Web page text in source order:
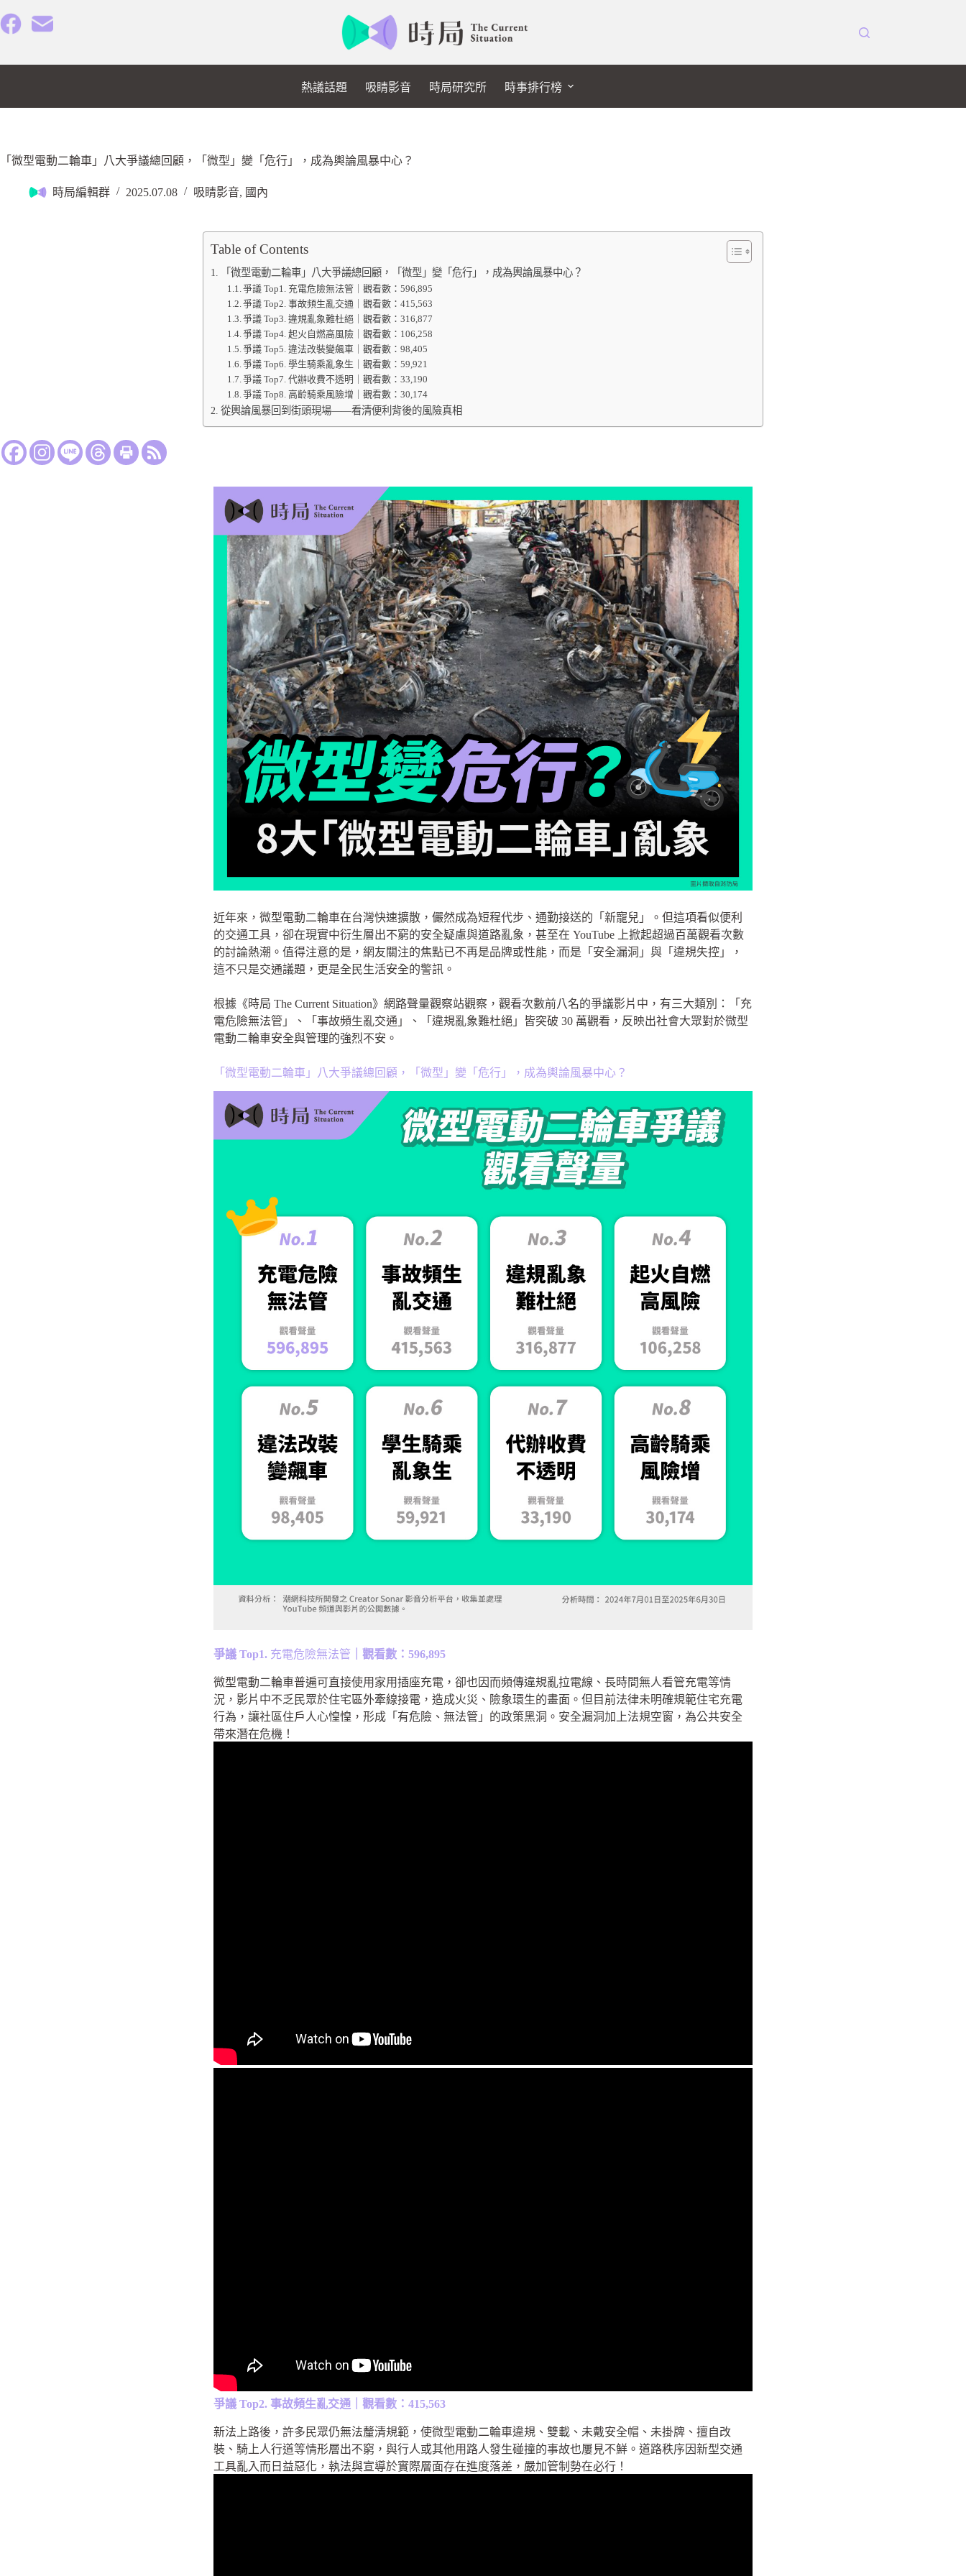
熱議話題 吸睛影音 時局研究所 時事排行榜
「微型電動二輪車」八大爭議總回顧，「微型」變「危行」，成為輿論風暴中心？
時局編輯群 2025.07.08 吸睛影音, 國內
Table of Contents
「微型電動二輪車」八大爭議總回顧，「微型」變「危行」，成為輿論風暴中心？
爭議 Top1. 充電危險無法管｜觀看數：596,895
爭議 Top2. 事故頻生亂交通｜觀看數：415,563
爭議 Top3. 違規亂象難杜絕｜觀看數：316,877
爭議 Top4. 起火自燃高風險｜觀看數：106,258
爭議 Top5. 違法改裝變飆車｜觀看數：98,405
爭議 Top6. 學生騎乘亂象生｜觀看數：59,921
爭議 Top7. 代辦收費不透明｜觀看數：33,190
爭議 Top8. 高齡騎乘風險增｜觀看數：30,174
從輿論風暴回到街頭現場——看清便利背後的風險真相
近年來，微型電動二輪車在台灣快速擴散，儼然成為短程代步、通勤接送的「新寵兒」。但這項看似便利
的交通工具，卻在現實中衍生層出不窮的安全疑慮與道路亂象，甚至在 YouTube 上掀起超過百萬觀看次數
的討論熱潮。值得注意的是，網友關注的焦點已不再是品牌或性能，而是「安全漏洞」與「違規失控」，
這不只是交通議題，更是全民生活安全的警訊。
根據《時局 The Current Situation》網路聲量觀察站觀察，觀看次數前八名的爭議影片中，有三大類別：「充
電危險無法管」、「事故頻生亂交通」、「違規亂象難杜絕」皆突破 30 萬觀看，反映出社會大眾對於微型
電動二輪車安全與管理的強烈不安。
「微型電動二輪車」八大爭議總回顧，「微型」變「危行」，成為輿論風暴中心？
爭議 Top1. 充電危險無法管 ｜觀看數：596,895
微型電動二輪車普遍可直接使用家用插座充電，卻也因而頻傳違規亂拉電線、長時間無人看管充電等情
況，影片中不乏民眾於住宅區外牽線接電，造成火災、險象環生的畫面。但目前法律未明確規範住宅充電
行為，讓社區住戶人心惶惶，形成「有危險、無法管」的政策黑洞。安全漏洞加上法規空窗，為公共安全
帶來潛在危機！
爭議 Top2. 事故頻生亂交通｜觀看數：415,563
新法上路後，許多民眾仍無法釐清規範，使微型電動二輪車違規、雙載、未戴安全帽、未掛牌、擅自改
裝、騎上人行道等情形層出不窮，與行人或其他用路人發生碰撞的事故也屢見不鮮。道路秩序因新型交通
工具亂入而日益惡化，執法與宣導於實際層面存在進度落差，嚴加管制勢在必行！